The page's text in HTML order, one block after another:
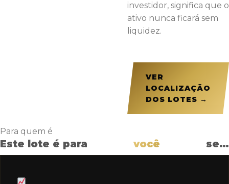
investidor, significa que o
ativo nunca ficará sem
liquidez.
VER
LOCALIZAÇÃO
DOS LOTES →
Para quem é
Este lote é para você se…